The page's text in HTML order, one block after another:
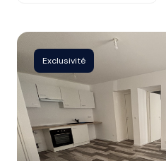
nous?
rejoindre
l'équipe
contact
Exclusivité